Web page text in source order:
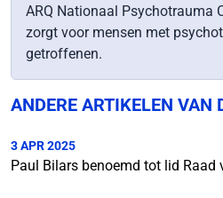
ARQ Nationaal Psychotrauma
zorgt voor mensen met
getroffenen.
ANDERE ARTIKELEN VAN
3 APR 2025
Paul Bilars benoemd tot lid Raad